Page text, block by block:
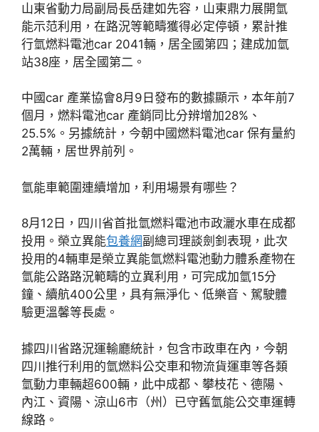
山東省動力局副局長岳建如先容，山東鼎力展開氫
能示范利用，在路況等範疇獲得必定停頓，累計推
行氫燃料電池car 2041輛，居全國第四；建成加氫
站38座，居全國第二。
中國car 產業協會8月9日發布的數據顯示，本年前7
個月，燃料電池car 產銷同比分辨增加28%、
25.5%。另據統計，今朝中國燃料電池car 保有量約
2萬輛，居世界前列。
氫能車範圍連續增加，利用場景有哪些？
8月12日，四川省首批氫燃料電池市政灑水車在成都
投用。榮立異能包養網副總司理談劍釗表現，此次
投用的4輛車是榮立異能氫燃料電池動力體系產物在
氫能公路路況範疇的立異利用，可完成加氫15分
鐘、續航400公里，具有無淨化、低樂音、駕駛體
驗更溫馨等長處。
據四川省路況運輸廳統計，包含市政車在內，今朝
四川推行利用的氫燃料公交車和物流貨運車等各類
氫動力車輛超600輛，此中成都、攀枝花、德陽、
內江、資陽、涼山6市（州）已守舊氫能公交車運轉
線路。